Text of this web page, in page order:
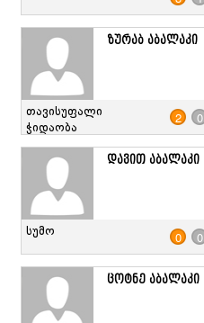
ზურაბ აბალაკი
თავისუფალი
ჭიდაობა
2 0
დავით აბალაკი
სუმო 0 0
ცოტნე აბალაკი